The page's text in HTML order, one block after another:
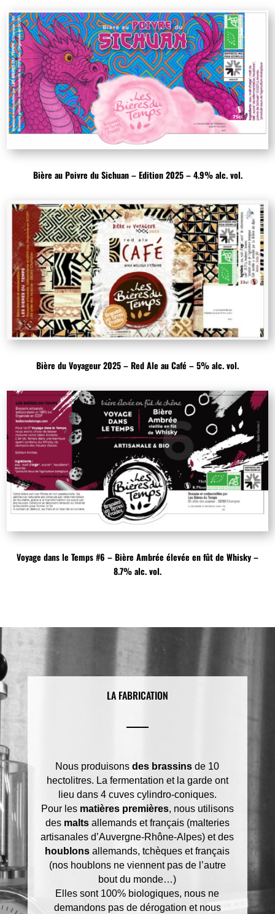
Bière au Poivre du Sichuan – Edition 2025 – 4.9% alc. vol.
Bière du Voyageur 2025 – Red Ale au Café – 5% alc. vol.
Voyage dans le Temps #6 – Bière Ambrée élevée en fût de Whisky –
8.7% alc. vol.
LA FABRICATION
Nous produisonsdes brassins de 10
hectolitres. La fermentation et la garde ont
lieu dans 4 cuves cylindro-coniques.
Pour les matières premières, nous utilisons
des maltsallemands et français (malteries
artisanales d’Auvergne-Rhône-Alpes) et des
houblons allemands, tchèques et français
(nos houblons ne viennent pas de l’autre
bout du monde…)
Elles sont 100% biologiques, nous ne
demandons pas de dérogation et nous